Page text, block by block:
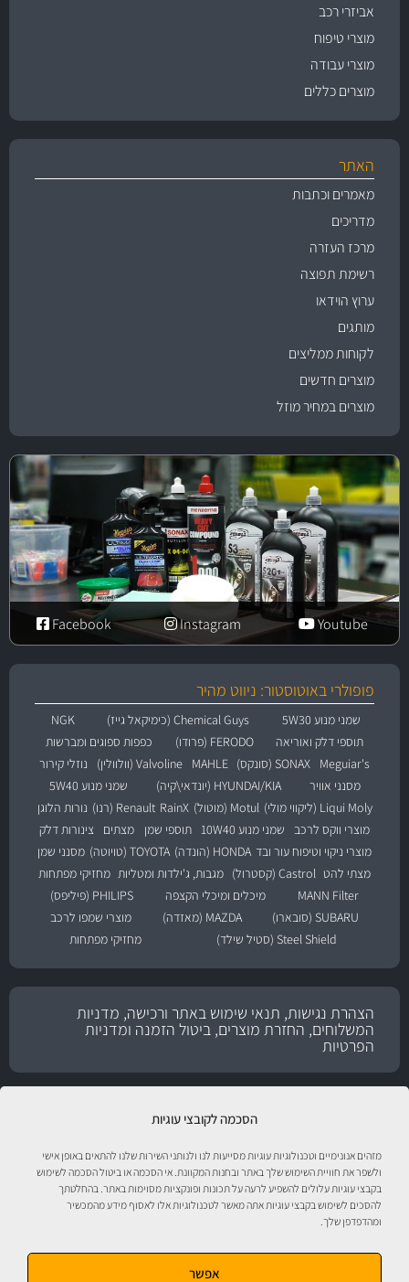
הסכמה לקובצי עוגיות
מזהים אנונימיים וטכנולוגיות עוגיות מסייעות לנו ולנותני השירות שלנו להתאים באופן אישי
ולשפר את חוויית השימוש שלך באתר ובחנות המקוונת. אי הסכמה או ביטול הסכמה לשימוש
בקבצי עוגיות עלולים להשפיע לרעה על תכונות ופונקציות מסוימות באתר. בהחלטתך
להסכים לשימוש בקבצי עוגיות אתה מאשר לטכנולוגיות אלו לאסוף מידע מהמכשיר
ומהדפדפן שלך.
אפשר
אביזרי רכב
מוצרי טיפוח
מוצרי עבודה
מוצרים כללים
האתר
מאמרים וכתבות
מדריכים
מרכז העזרה
רשימת תפוצה
ערוץ הוידאו
מותגים
לקוחות ממליצים
מוצרים חדשים
מוצרים במחיר מוזל
Youtube
Instagram
Facebook
פופולרי באוטוסטור: ניווט מהיר
שמני מנוע 5W30 Chemical Guys (כימיקאל גייז)
NGK
תוספי דלק ואוריאה
FERODO (פרודו)
כפפות ספוגים ומברשות
Meguiar's
SONAX (סונקס) MAHLE Valvoline (וולוולין)
נוזלי קירור
מסנני אוויר
HYUNDAI/KIA (יונדאי\קיה)
שמני מנוע 5W40
Liqui Moly (ליקווי מולי)
Motul (מוטול) RainX Renault (רנו)
נורות הלוגן
מוצרי ווקס לרכב
שמני מנוע 10W40 תוספי שמן מצתים
צינורות דלק
מוצרי ניקוי וטיפוח עור ובד HONDA (הונדה) TOYOTA (טויוטה)
מסנני שמן
מצתי להט Castrol (קסטרול) מגבות, ג'ילדות ומטליות מחזיקי מפתחות
MANN Filter
מיכלים ומיכלי הקצפה
PHILIPS (פיליפס)
SUBARU (סובארו)
MAZDA (מאזדה)
מוצרי שמפו לרכב
Steel Shield (סטיל שילד)
מחזיקי מפתחות
הצהרת נגישות, תנאי שימוש באתר ורכישה, מדניות
המשלוחים, החזרת מוצרים, ביטול הזמנה ומדניות
הפרטיות